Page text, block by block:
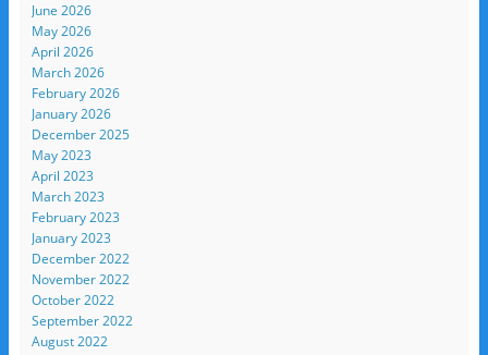
June 2026
May 2026
April 2026
March 2026
February 2026
January 2026
December 2025
May 2023
April 2023
March 2023
February 2023
January 2023
December 2022
November 2022
October 2022
September 2022
August 2022